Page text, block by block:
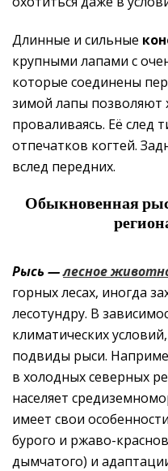
Длинные и сильные
крупными лапами с
которые соединены
зимой лапы позволяют
проваливаясь. Её след
отпечатков когтей.
вслед передних.
Обыкновенная
Рысь —лесное
горных лесах, иногда
лесотундру. В
климатических
подвиды рыси.
в холодных северных
населяет
имеет свои
бурого и ржаво-
дымчатого) и